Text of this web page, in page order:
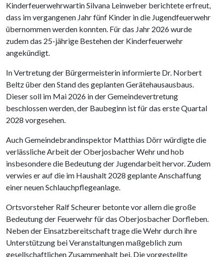
Kinderfeuerwehrwartin Silvana Leinweber berichtete erfreut,
dass im vergangenen Jahr fünf Kinder in die Jugendfeuerwehr
übernommen werden konnten. Für das Jahr 2026 wurde
zudem das 25-jährige Bestehen der Kinderfeuerwehr
angekündigt.
In Vertretung der Bürgermeisterin informierte Dr. Norbert
Beltz über den Stand des geplanten Gerätehausausbaus.
Dieser soll im Mai 2026 in der Gemeindevertretung
beschlossen werden, der Baubeginn ist für das erste Quartal
2028 vorgesehen.
Auch Gemeindebrandinspektor Matthias Dörr würdigte die
verlässliche Arbeit der Oberjosbacher Wehr und hob
insbesondere die Bedeutung der Jugendarbeit hervor. Zudem
verwies er auf die im Haushalt 2028 geplante Anschaffung
einer neuen Schlauchpflegeanlage.
Ortsvorsteher Ralf Scheurer betonte vor allem die große
Bedeutung der Feuerwehr für das Oberjosbacher Dorfleben.
Neben der Einsatzbereitschaft trage die Wehr durch ihre
Unterstützung bei Veranstaltungen maßgeblich zum
gesellschaftlichen Zusammenhalt bei. Die vorgestellte